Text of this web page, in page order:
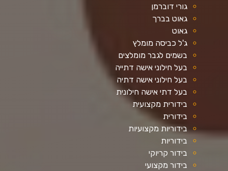
גורי דוברמן
גאוט בברך
גאוט
ג'ל כביסה מומלץ
בשמים לגבר מומלצים
בעל חילוני אישה דתייה
בעל חילוני אישה דתיה
בעל דתי אישה חילונית
בידורית מקצועית
בידורית
בידוריות מקצועיות
בידוריות
בידור קריוקי
בידור מקצועי